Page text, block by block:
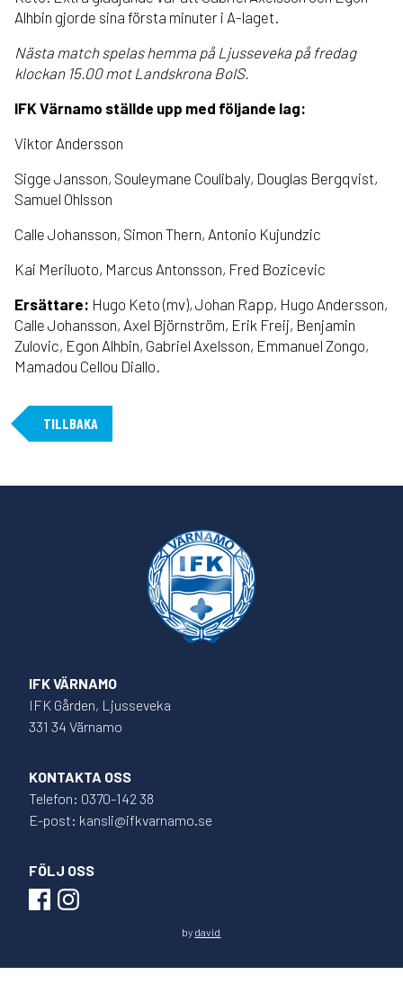
Alhbin gjorde sina första minuter i A-laget.
Nästa match spelas hemma på Ljusseveka på fredag
klockan 15.00 mot Landskrona BoIS.
IFK Värnamo ställde upp med följande lag:
Viktor Andersson
Sigge Jansson, Souleymane Coulibaly, Douglas Bergqvist,
Samuel Ohlsson
Calle Johansson, Simon Thern, Antonio Kujundzic
Kai Meriluoto, Marcus Antonsson, Fred Bozicevic
Ersättare: Hugo Keto (mv), Johan Rapp, Hugo Andersson,
Calle Johansson, Axel Björnström, Erik Freij, Benjamin
Zulovic, Egon Alhbin, Gabriel Axelsson, Emmanuel Zongo,
Mamadou Cellou Diallo.
TILLBAKA
IFK VÄRNAMO
IFK Gården, Ljusseveka
331 34 Värnamo
KONTAKTA OSS
Telefon: 0370-142 38
E-post: kansli@ifkvarnamo.se
FÖLJ OSS
by david